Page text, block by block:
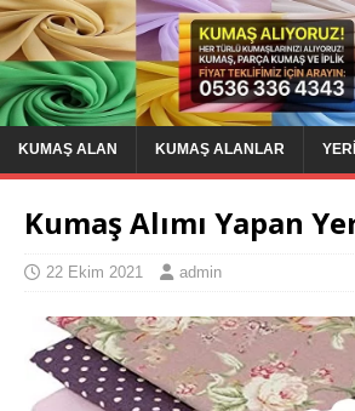
KUMAŞ ALAN KUMAŞ ALANLAR
Kumaş Alımı Yapan
22 Ekim 2021 admin